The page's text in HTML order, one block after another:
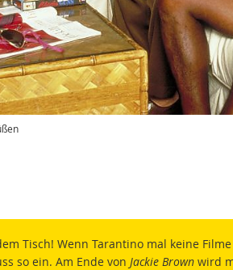
Tisch! Wenn Tarantino mal keine
so ein. Am Ende von Jackie Brown wird